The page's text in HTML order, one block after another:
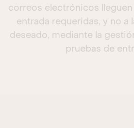
correos electrónicos lleguen
entrada requeridas, y no a
deseado, mediante la
pruebas de